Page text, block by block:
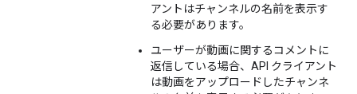
アントはチャンネルの名前を表示す
る必要があります。
ユーザーが動画に関するコメントに
返信している場合、API クライアント
は動画をアップロードしたチャンネ